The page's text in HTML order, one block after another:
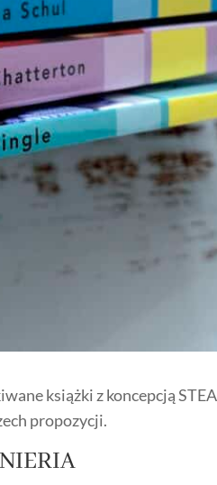
książki z koncepcją
propozycji.